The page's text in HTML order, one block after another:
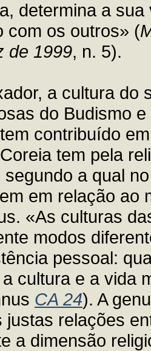
determina a
com os outros» (
de 1999, n. 5).
a cultura do
do Budismo
contribuído
tem pela
a qual
em relação ao
«As culturas
modos
pessoal:
cultura e a vida
CA 24). A
justas relações
a dimensão